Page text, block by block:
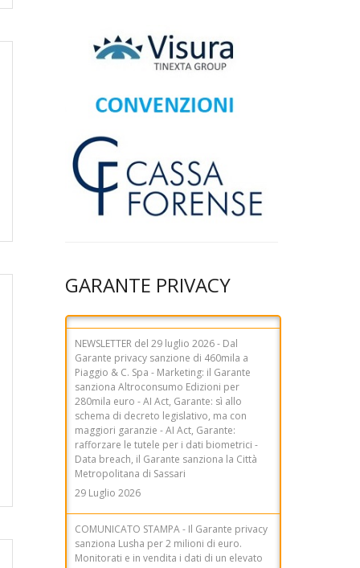
GARANTE PRIVACY
NEWSLETTER del 29 luglio 2026 - Dal
Garante privacy sanzione di 460mila a
Piaggio & C. Spa - Marketing: il Garante
sanziona Altroconsumo Edizioni per
280mila euro - AI Act, Garante: sì allo
schema di decreto legislativo, ma con
maggiori garanzie - AI Act, Garante:
rafforzare le tutele per i dati biometrici -
Data breach, il Garante sanziona la Città
Metropolitana di Sassari
29 Luglio 2026
COMUNICATO STAMPA - Il Garante privacy
sanziona Lusha per 2 milioni di euro.
Monitorati e in vendita i dati di un elevato
numero di persone